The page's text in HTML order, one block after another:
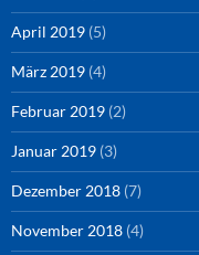
April 2019 (5)
März 2019 (4)
Februar 2019 (2)
Januar 2019 (3)
Dezember 2018 (7)
November 2018 (4)